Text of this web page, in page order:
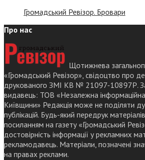
Громадський Ревізор. Бровари
Про нас
Щотижнева
«Громадський Ревізор», свідоцтво про
друкованого ЗМІ КВ № 21097-10897Р.
видавець: ТОВ «Незалежна
Київщини» Редакція може не поділяти
публікацій. Будь-який передрук
посиланням на газету «Громадський
достовірність інформації у рекламних
рекламодавець. Матеріали, позначені
на правах реклами.